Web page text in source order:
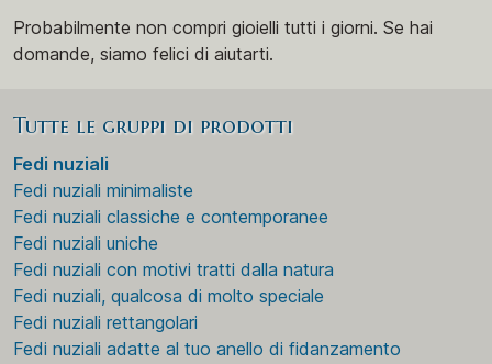
Probabilmente non compri gioielli tutti i giorni. Se hai
domande, siamo felici di aiutarti.
Tutte le gruppi di prodotti
Fedi nuziali
Fedi nuziali minimaliste
Fedi nuziali classiche e contemporanee
Fedi nuziali uniche
Fedi nuziali con motivi tratti dalla natura
Fedi nuziali, qualcosa di molto speciale
Fedi nuziali rettangolari
Fedi nuziali adatte al tuo anello di fidanzamento